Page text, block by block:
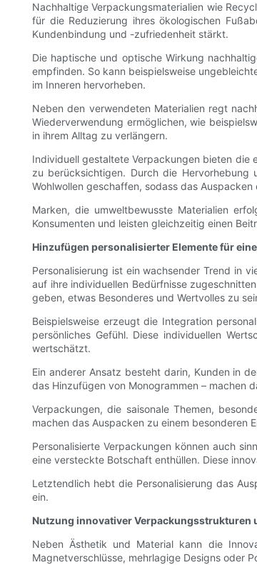
Nachhaltige Verpackungsmaterialien wie
für die Reduzierung ihres ökologischen
Kundenbindung und -zufriedenheit stärkt.
Die haptische und optische Wirkung
empfinden. So kann beispielsweise
im Inneren hervorheben.
Neben den verwendeten Materialien regt
Wiederverwendung ermöglichen, wie
in ihrem Alltag zu verlängern.
Individuell gestaltete Verpackungen bieten die
zu berücksichtigen. Durch die Hervorhebung
Wohlwollen geschaffen, sodass das
Marken, die umweltbewusste Materialien
Konsumenten und leisten gleichzeitig einen
Hinzufügen personalisierter Elemente für
Personalisierung ist ein wachsender Trend in
auf ihre individuellen Bedürfnisse
geben, etwas Besonderes und Wertvolles zu
Beispielsweise erzeugt die Integration
persönliches Gefühl. Diese individuellen
wertschätzt.
Ein anderer Ansatz besteht darin, Kunden in
das Hinzufügen von Monogrammen – machen
Verpackungen, die saisonale Themen,
machen das Auspacken zu einem besonderen
Personalisierte Verpackungen können auch
eine versteckte Botschaft enthüllen. Diese
Letztendlich hebt die Personalisierung das
ein.
Nutzung innovativer Verpackungsstrukturen
Neben Ästhetik und Material kann die
Magnetverschlüsse, mehrlagige Designs oder